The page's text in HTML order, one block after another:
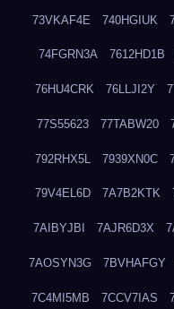
73VKAF4E 740HGIUK
74FGRN3A 7612HD1B
76HU4CRK 76LLJI2Y
77S55623 77TABW20
792RHX5L 7939XN0C
79V4EL6D 7A7B2KTK
7AIBYJBI 7AJR6D3X
7AOSYN3G 7BVHAFGY
7C4MI5MB 7CCV7IAS